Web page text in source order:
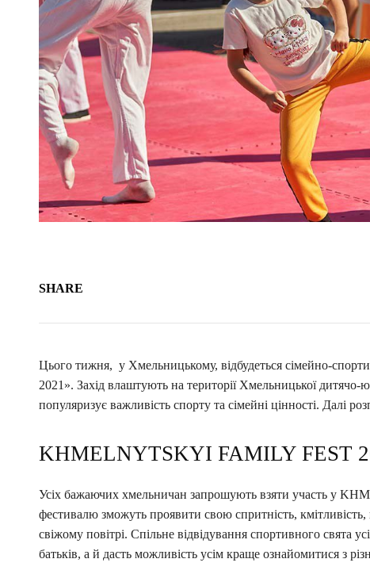
SHARE
Цього тижня, у Хмельницькому, відбудеться сімейно-
2021». Захід влаштують на території Хмельницької
популяризує важливість спорту та сімейні цінності. Далі
KHMELNYTSKYI FAMILY FEST
Усіх бажаючих хмельничан запрошують взяти участь у
фестивалю зможуть проявити свою спритність, кмітливість,
свіжому повітрі. Спільне відвідування спортивного свята
батьків, а й дасть можливість усім краще ознайомитися з